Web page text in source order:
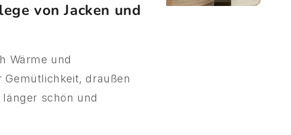
von Jacken und
Wärme und
Gemütlichkeit, draußen
schön und